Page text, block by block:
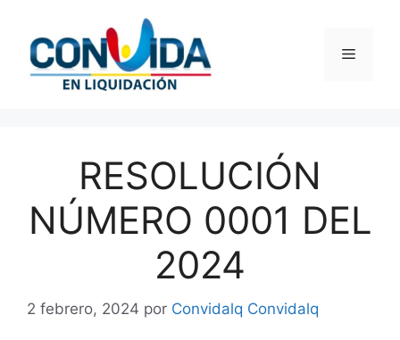
contenido
Menú
RESOLUCIÓN
NÚMERO 0001 DEL
2024
2 febrero, 2024 por Convidalq Convidalq